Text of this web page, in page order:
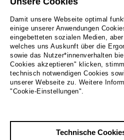
Damit unsere Webseite optimal
einige unserer Anwendungen
eingebetteten sozialen Medien,
welches uns Auskunft über die
sowie das Nutzer*innenverhalten
Cookies akzeptieren" klicken,
technisch notwendigen Cookies
unserer Webseite zu. Weitere
"Cookie-Einstellungen".
Technische